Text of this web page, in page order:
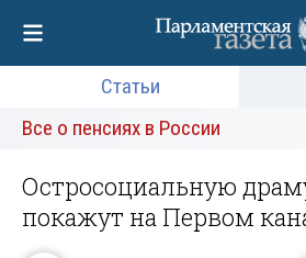
Статьи
Все о пенсиях в России
Остросоциальную
покажут на Первом